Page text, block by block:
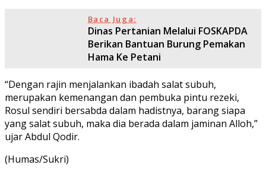
Baca Juga:
Dinas Pertanian Melalui FOSKAPDA
Berikan Bantuan Burung Pemakan
Hama Ke Petani
“Dengan rajin menjalankan ibadah salat subuh,
merupakan kemenangan dan pembuka pintu rezeki,
Rosul sendiri bersabda dalam hadistnya, barang siapa
yang salat subuh, maka dia berada dalam jaminan Alloh,”
ujar Abdul Qodir.
(Humas/Sukri)